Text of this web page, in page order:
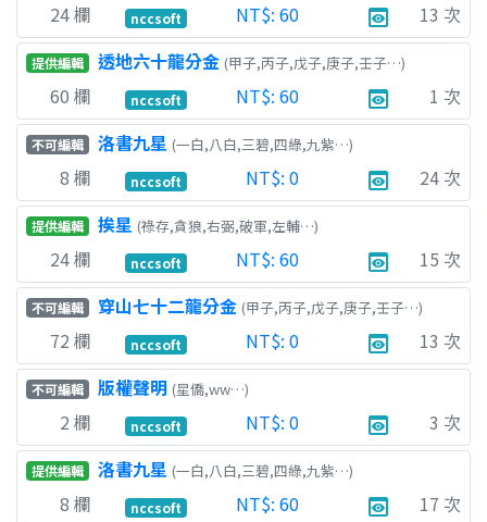
24欄 nccsoft NT$: 60 preview 13 次
提供編輯 透地六十龍分金 (甲子,丙子,戊子,庚子,壬子…)
60 欄 nccsoft NT$: 60 preview 1 次
不可編輯 洛書九星 (一白,八白,三碧,四綠,九紫…)
8 欄 nccsoft NT$: 0 preview 24 次
提供編輯 挨星 (祿存,貪狼,右弼,破軍,左輔…)
24欄 nccsoft NT$: 60 preview 15 次
不可編輯 穿山七十二龍分金 (甲子,丙子,戊子,庚子,壬子…)
72 欄 nccsoft NT$: 0 preview 13 次
不可編輯 版權聲明 (星僑,ww…)
2 欄 nccsoft NT$: 0 preview 3 次
提供編輯 洛書九星 (一白,八白,三碧,四綠,九紫…)
8 欄 nccsoft NT$: 60 preview 17 次